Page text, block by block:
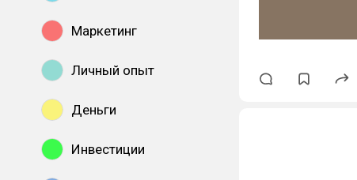
Маркетинг
Личный опыт
Деньги
Инвестиции